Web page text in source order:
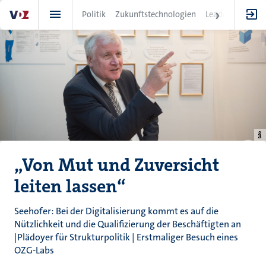
zum
Inhalt
Politik Zukunftstechnologien Leadership
„Von Mut und Zuversicht
leiten lassen“
Seehofer: Bei der Digitalisierung kommt es auf die
Nützlichkeit und die Qualifizierung der Beschäftigten an
|Plädoyer für Strukturpolitik | Erstmaliger Besuch eines
OZG-Labs